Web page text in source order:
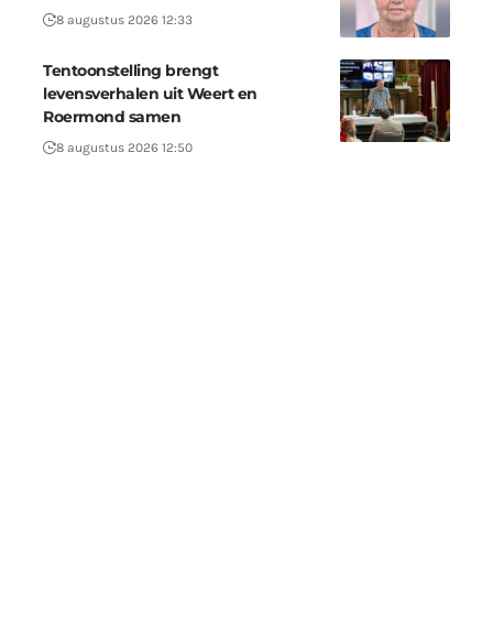
8 augustus 2026 12:33
Tentoonstelling brengt
levensverhalen uit Weert en
Roermond samen
8 augustus 2026 12:50